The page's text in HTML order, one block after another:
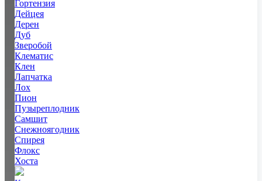
Гортензия
Дейцея
Дерен
Дуб
Зверобой
Клематис
Клен
Лапчатка
Лох
Пион
Пузыреплодник
Самшит
Снежноягодник
Спирея
Флокс
Хоста